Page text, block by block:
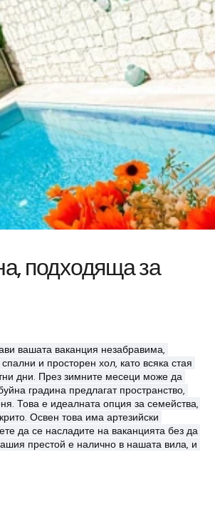
подходяща за
вашата ваканция незабравима,
и просторен хол, като всяка стая
дни. През зимните месеци може да
градина предлагат пространство,
Това е идеалната опция за семейства,
Освен това има артезийски
да се насладите на ваканцията без да
престой е налично в нашата вила, и